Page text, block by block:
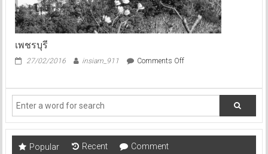
เพชรบุรี
27/02/2016 insiam_911 Comments Offon
Popular Recent Comment